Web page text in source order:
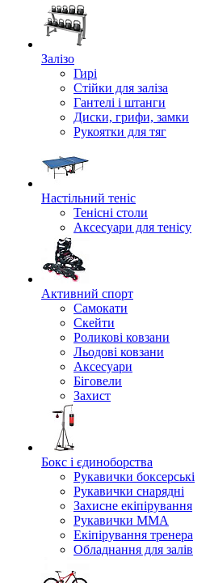
Залізо
Гирі
Стійки для заліза
Гантелі і штанги
Диски, грифи, замки
Рукоятки для тяг
Настільний теніс
Тенісні столи
Аксесуари для тенісу
Активний спорт
Самокати
Скейти
Роликові ковзани
Льодові ковзани
Аксесуари
Біговели
Захист
Бокс і єдиноборства
Рукавички боксерські
Рукавички снарядні
Захисне екіпірування
Рукавички ММА
Екіпірування тренера
Обладнання для залів